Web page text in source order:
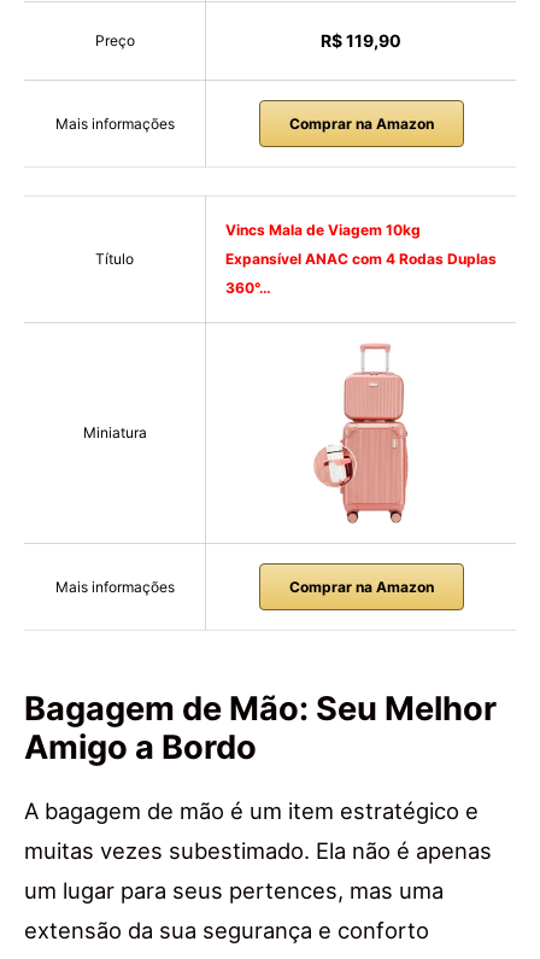
Preço R$ 119,90
Mais informações Comprar na Amazon
Título
Vincs Mala de Viagem 10kg
Expansível ANAC com 4 Rodas Duplas
360°…
Miniatura
Mais informações Comprar na Amazon
Bagagem de Mão: Seu Melhor
Amigo a Bordo
A bagagem de mão é um item estratégico e
muitas vezes subestimado. Ela não é apenas
um lugar para seus pertences, mas uma
extensão da sua segurança e conforto